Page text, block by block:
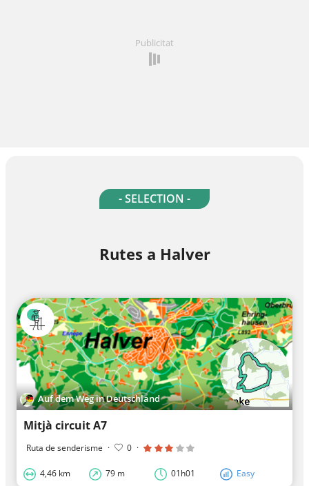
Publicitat
- SELECTION -
Rutes a Halver
Auf dem Weg in Deutschland
Mitjà circuit A7
Ruta de senderisme · 0 ·
4,46 km 79 m 01h01 Easy